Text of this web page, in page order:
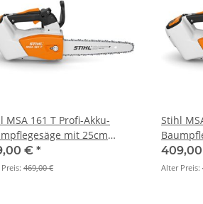
MSA 161 T Profi-Akku-
mit 25cm
€ *
469,00 €
Stihl
Alter Preis: